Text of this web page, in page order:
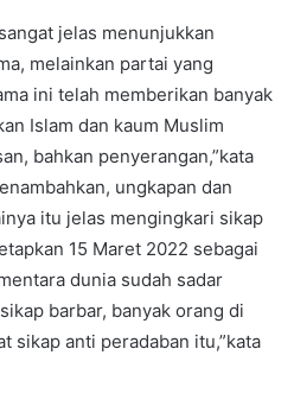
jelas menunjukkan
melainkan partai yang
ini telah memberikan banyak
Islam dan kaum Muslim
bahkan penyerangan,”kata
ungkapan dan
itu jelas mengingkari sikap
15 Maret 2022 sebagai
dunia sudah sadar
barbar, banyak orang di
sikap anti peradaban itu,”kata